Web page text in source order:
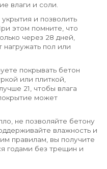
влаги и соли.
и позволить
этом помните, что
через 28 дней,
нагружать пол или
покрывать бетон
или плиткой,
21, чтобы влага
может
не позволяйте бетону
влажность и
правилам, вы получите
годами без трещин и